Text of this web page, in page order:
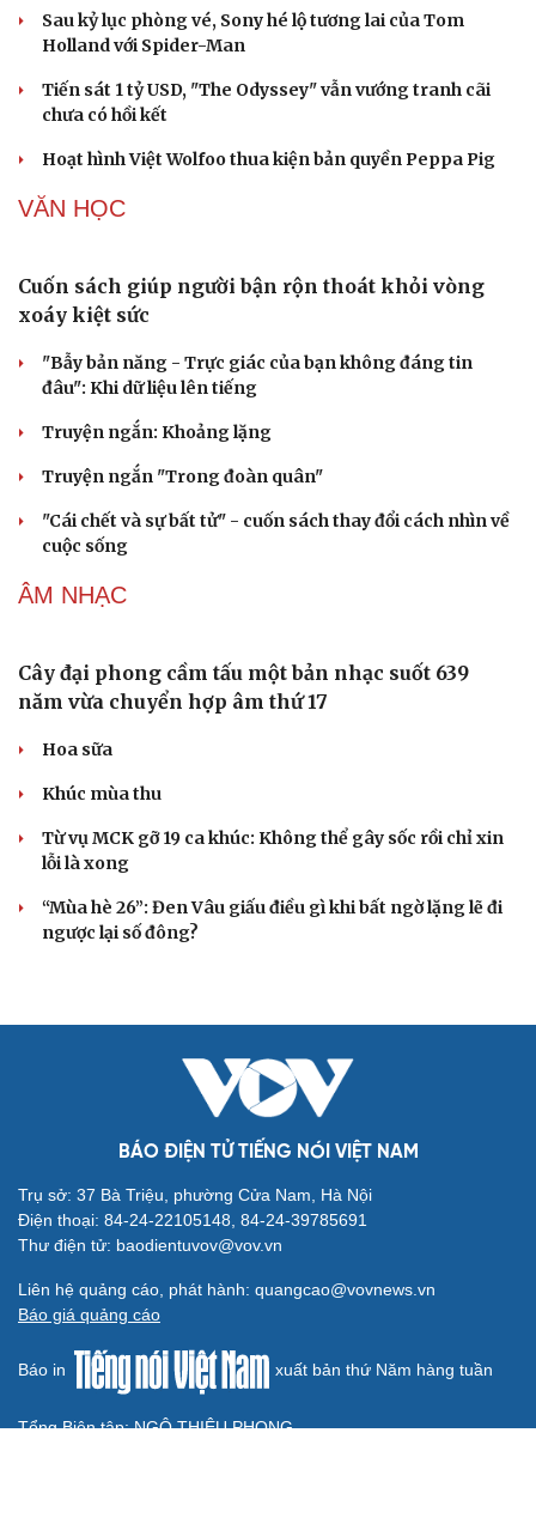
Cải chính
Sau kỷ lục phòng vé, Sony hé lộ tương lai của Tom
Holland với Spider-Man
Tiến sát 1 tỷ USD, "The Odyssey" vẫn vướng tranh cãi
chưa có hồi kết
Hoạt hình Việt Wolfoo thua kiện bản quyền Peppa Pig
VĂN HỌC
Cuốn sách giúp người bận rộn thoát khỏi vòng
Truyện ngắn: Khoảng lặng
cuộc sống
ÂM NHẠC
Cây đại phong cầm tấu một bản nhạc suốt 639
năm vừa chuyển hợp âm thứ 17
Khúc mùa thu
Từ vụ MCK gỡ 19 ca khúc: Không thể gây sốc rồi chỉ xin
lỗi là xong
“Mùa hè 26”: Đen Vâu giấu điều gì khi bất ngờ lặng lẽ đi